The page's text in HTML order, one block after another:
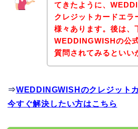
てきたように、
クレジットカードエラ
様々あります。後は、
WEDDINGWISHの公
質問されてみるといい
⇒WEDDINGWISHのクレジット
今すぐ解決したい方はこちら